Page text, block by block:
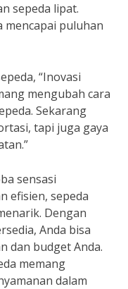
sepeda lipat.
mencapai puluhan
“Inovasi
mengubah cara
Sekarang
tapi juga gaya
sensasi
efisien, sepeda
Dengan
Anda bisa
dan budget Anda.
memang
dalam